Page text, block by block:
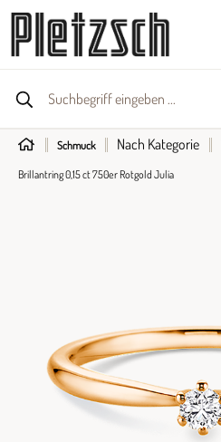
Schmuck Nach Kategorie
Brillantring 0,15 ct 750er Rotgold Julia